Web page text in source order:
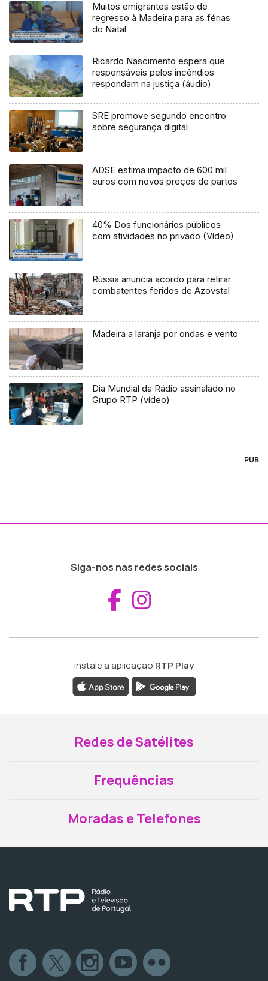
Muitos emigrantes estão de
regresso à Madeira para as férias
do Natal
Ricardo Nascimento espera que
responsáveis pelos incêndios
respondam na justiça (áudio)
SRE promove segundo encontro
sobre segurança digital
ADSE estima impacto de 600 mil
euros com novos preços de partos
40% Dos funcionários públicos
com atividades no privado (Vídeo)
Rússia anuncia acordo para retirar
combatentes feridos de Azovstal
Madeira a laranja por ondas e vento
Dia Mundial da Rádio assinalado no
Grupo RTP (vídeo)
PUB
Siga-nos nas redes sociais
Aceder ao
Instale a aplicação RTP Play
Redes de Satélites
Frequências
Moradas e Telefones